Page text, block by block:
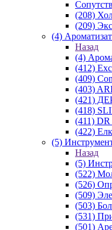
(208)
(209)
(4)
Назад
(4)
(412)
(409)
(403)
(421)
(418)
(411)
(422)
(5)
Назад
(5)
(522)
(526)
(509)
(503)
(531)
(501)